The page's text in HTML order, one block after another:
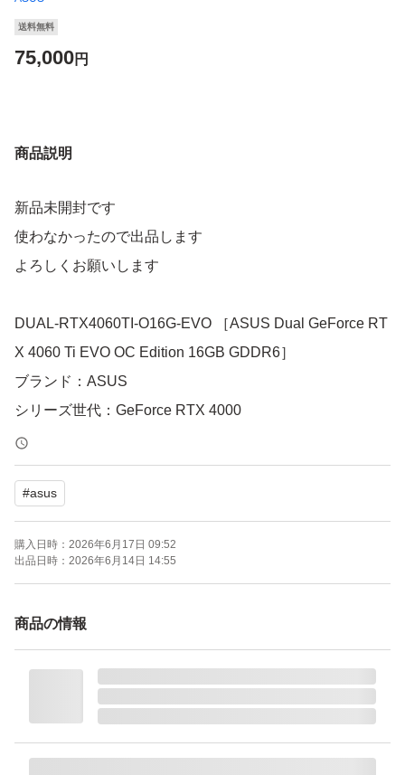
送料無料
75,000円
商品説明
新品未開封です
使わなかったので出品します
よろしくお願いします
DUAL-RTX4060TI-O16G-EVO ［ASUS Dual GeForce RT
X 4060 Ti EVO OC Edition 16GB GDDR6］
ブランド：ASUS
シリーズ世代：GeForce RTX 4000
搭載チップ（NVIDIA）：GeForce RTX 4060 Ti
メモリ容量：16.0 GB
メモリ規格：GDDR6
メモリバス：128.0 bit
メモリクロック：18.0 GHz
バスインターフェイス：PCI Express 4.0
出力端子：HDMI 1ポート DisplayPort 3ポート
冷却ファン：空冷（デュアルファン）
幅（長さ）：227.2 mm
#asus
購入日時： 2026年6月17日 09:52
出品日時： 2026年6月14日 14:55
商品の情報